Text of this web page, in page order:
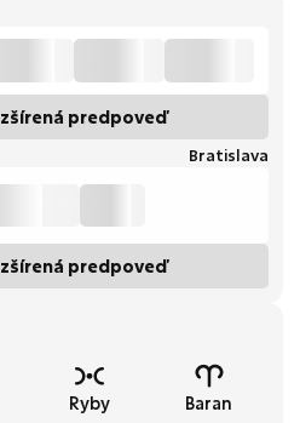
predpoveď
Bratislava
predpoveď
Ryby Baran